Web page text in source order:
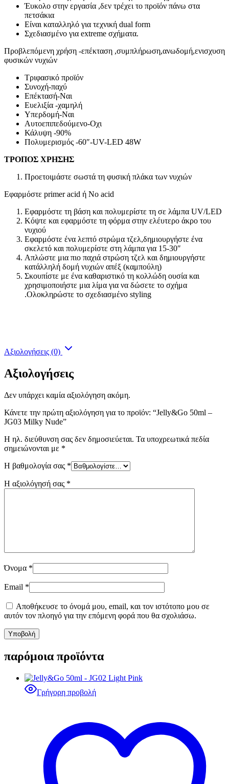
Έυκολο στην εργασία ,δεν τρέχει το προϊόν πάνω στα
πετσάκια
Είναι καταλληλό για τεχνική dual form
Σχεδιασμένο για extreme σχήματα.
Προβλεπόμενη χρήση -επέκταση ,συμπλήρωση,ανωδομή,ενισχυση
φυσικών νυχιών
Τριφασικό προϊόν
Συνοχή-παχύ
Επέκτασή-Ναι
Ευελιξία -χαμηλή
Υπερδομή-Ναι
Αυτοεπιπεδούμενο-Οχι
Κάλυψη -90%
Πολυμερισμός -60″-UV-LED 48W
ΤΡΟΠΟΣ ΧΡΗΣΗΣ
Προετοιμάστε σωστά τη φυσική πλάκα των νυχιών
Εφαρμόστε primer acid ή No acid
Εφαρμόστε τη βάση και πολυμερίστε τη σε λάμπα UV/LED
Κόψτε και εφαρμόστε τη φόρμα στην ελέυτερο άκρο του
νυχιού
Εφαρμόστε ένα λεπτό στρώμα τζελ,δημιουργήστε ένα
σκελετό και πολυμερίστε στη λάμπα για 15-30″
Απλώστε μια πιο παχιά στρώση τζελ και δημιουργήστε
κατάλληλή δομή νυχιών απέξ (καμπούλη)
Σκουπίστε με ένα καθαριστικό τη κολλώδη ουσία και
χρησιμοποιήστε μια λίμα για να δώσετε το σχήμα
.Ολοκληρώστε το σχεδιασμένο styling
Αξιολογήσεις (0)
Αξιολογήσεις
Δεν υπάρχει καμία αξιολόγηση ακόμη.
Κάνετε την πρώτη αξιολόγηση για το προϊόν: “Jelly&Go 50ml –
JG03 Milky Nude”
Η ηλ. διεύθυνση σας δεν δημοσιεύεται. Τα υποχρεωτικά πεδία
σημειώνονται με *
Η βαθμολογία σας *
Η αξιολόγησή σας *
Όνομα *
Email *
Αποθήκευσε το όνομά μου, email, και τον ιστότοπο μου σε
αυτόν τον πλοηγό για την επόμενη φορά που θα σχολιάσω.
παρόμοια προϊόντα
Γρήγορη προβολή